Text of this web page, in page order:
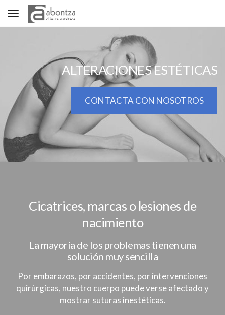
Toggle navigation
ALTERACIONES ESTÉTICAS
CONTACTA CON NOSOTROS
Cicatrices, marcas o lesiones de
nacimiento
La mayoría de los problemas tienen una
solución muy sencilla
Por embarazos, por accidentes, por intervenciones
quirúrgicas, nuestro cuerpo puede verse afectado y
mostrar suturas inestéticas.